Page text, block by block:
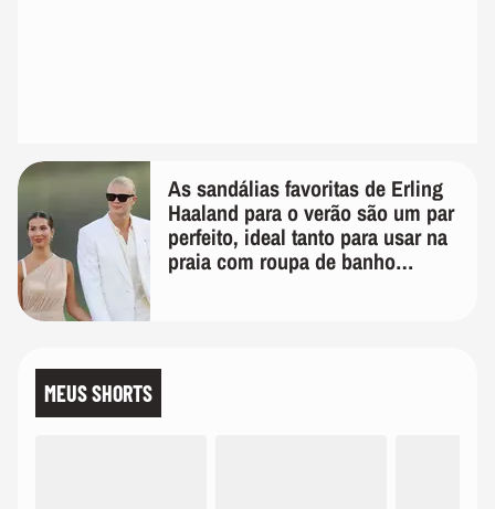
As sandálias favoritas de Erling
Haaland para o verão são um par
perfeito, ideal tanto para usar na
praia com roupa de banho
MEUS SHORTS